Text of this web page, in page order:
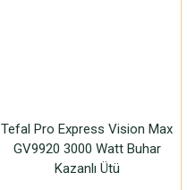
Tefal Pro Express Vision Max
GV9920 3000 Watt Buhar
Kazanlı Ütü